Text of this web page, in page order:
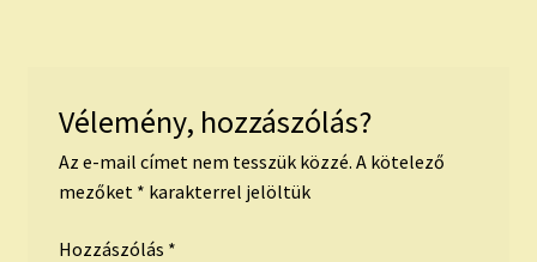
Vélemény, hozzászólás?
Az e-mail címet nem tesszük közzé. A kötelező
mezőket * karakterrel jelöltük
Hozzászólás *